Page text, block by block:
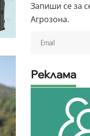
Запиши се за
Агрозона.
Реклама